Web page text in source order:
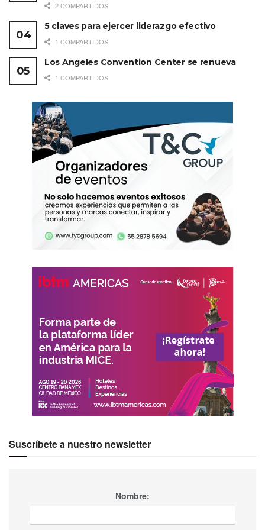
Y para fortalecer su oferta, durante los últimos años, el
estado ha recibido inversiones importantes en
infraestructura integrando: torre médica/quirúrgica, torre
de consultorios y hotel. Estas propiedades tienen
habitaciones para turistas de placer y habitaciones para
recuperación, las cuales cumplen con los servicios y
En Tijuana, la apertura más reciente es New City Medical
Plaza. Otro hospital —bajo el mismo concepto— está en
construcción y pertenece a Grupo Puerta de Hierro. De
igual manera, Rosarito sumará a su inventario un
complejo con hospital y hotel boutique.
“Además de promover nuestro
clúster médico, también buscamos
que los visitantes deseen quedarse
a disfrutar de las experiencias que
recorrer el desierto, tomar un buen
cerveza artesanal”, invita Miguel
2 COMPARTIDOS
5 claves para ejercer liderazgo efectivo
1 COMPARTIDOS
Los Angeles Convention Center se renueva
1 COMPARTIDOS
Suscríbete a nuestro newsletter
Nombre: